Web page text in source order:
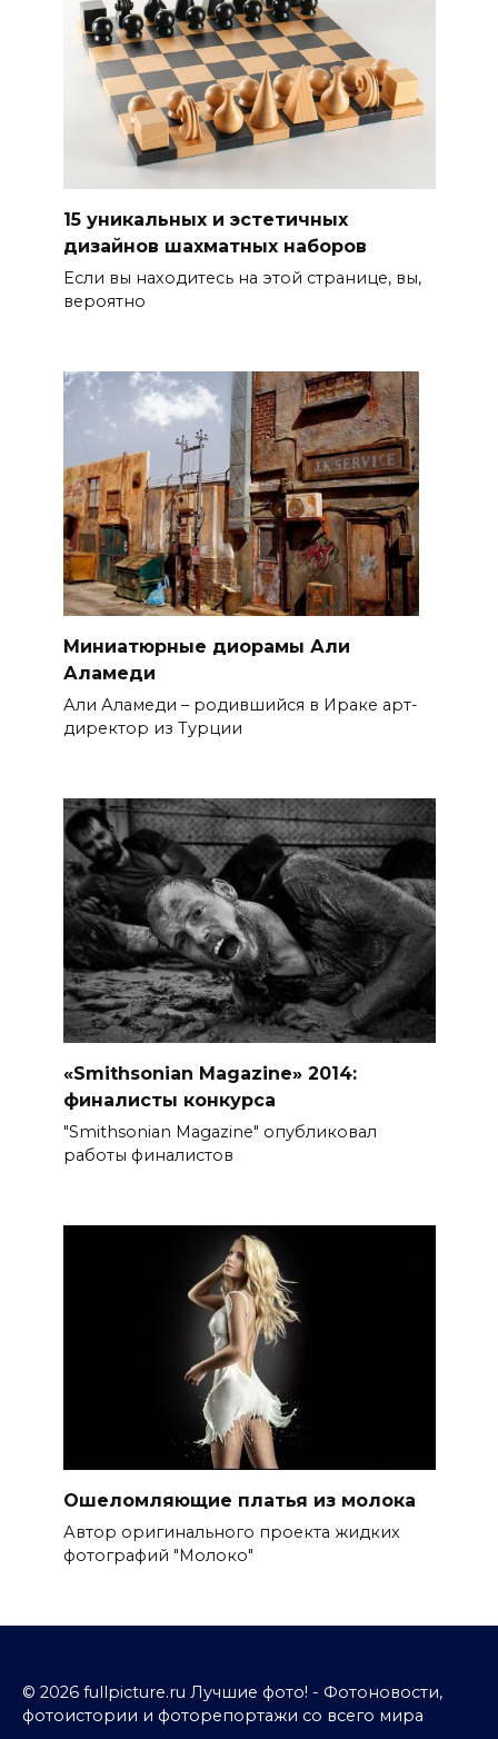
15 уникальных и эстетичных
дизайнов шахматных наборов
Если вы находитесь на этой странице, вы,
вероятно
Миниатюрные диорамы Али
Аламеди
Али Аламеди – родившийся в Ираке арт-
директор из Турции
«Smithsonian Magazine» 2014:
финалисты конкурса
"Smithsonian Magazine" опубликовал
работы финалистов
Ошеломляющие платья из молока
Автор оригинального проекта жидких
фотографий "Молоко"
© 2026 fullpicture.ru Лучшие фото! - Фотоновости,
фотоистории и фоторепортажи со всего мира